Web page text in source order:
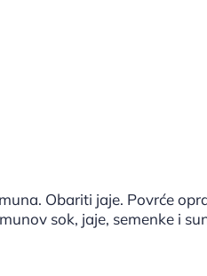
Obariti jaje. Povrće
sok, jaje, semenke i